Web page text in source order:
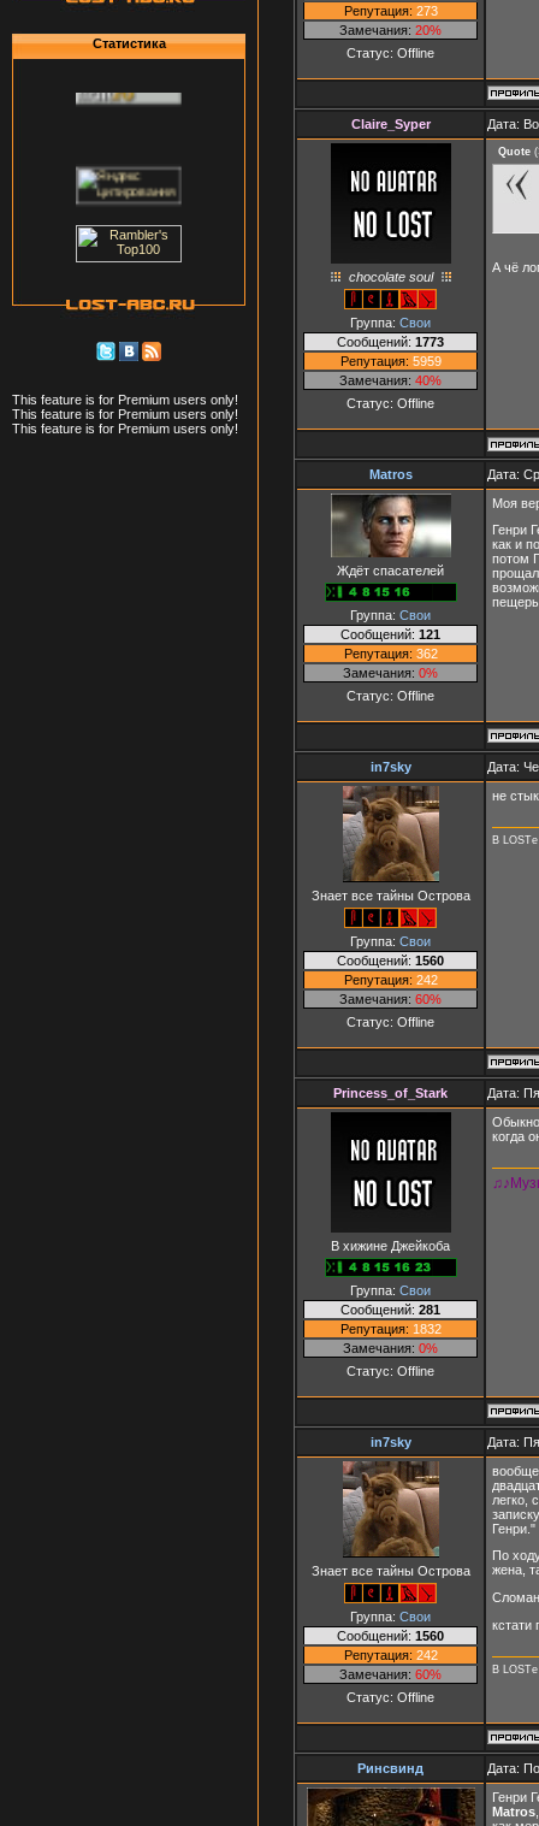
Статистика
This feature is for Premium users only!
This feature is for Premium users only!
This feature is for Premium users only!
Репутация: 273
Замечания: 20%
Статус: Offline
Claire_Syper Дата:
chocolate soul
Группа: Свои
Сообщений: 1773
Репутация: 5959
Замечания: 40%
Статус: Offline
Quote (
А чё
Matros Дата:
Ждёт спасателей
Группа: Свои
Сообщений: 121
Репутация: 362
Замечания: 0%
Статус: Offline
Моя
Генри
как и
потом
in7sky Дата:
Знает все тайны Острова
Группа: Свои
Сообщений: 1560
Репутация: 242
Замечания: 60%
Статус: Offline
не
В LOSTе
Princess_of_Stark Дата:
В хижине Джейкоба
Группа: Свои
Сообщений: 281
Репутация: 1832
Замечания: 0%
Статус: Offline
когда
in7sky Дата:
Знает все тайны Острова
Группа: Свои
Сообщений: 1560
Репутация: 242
Замечания: 60%
Статус: Offline
вообще
легко,
По
жена,
кстати
В LOSTе
Ринсвинд
Дата:
Генри
Matros